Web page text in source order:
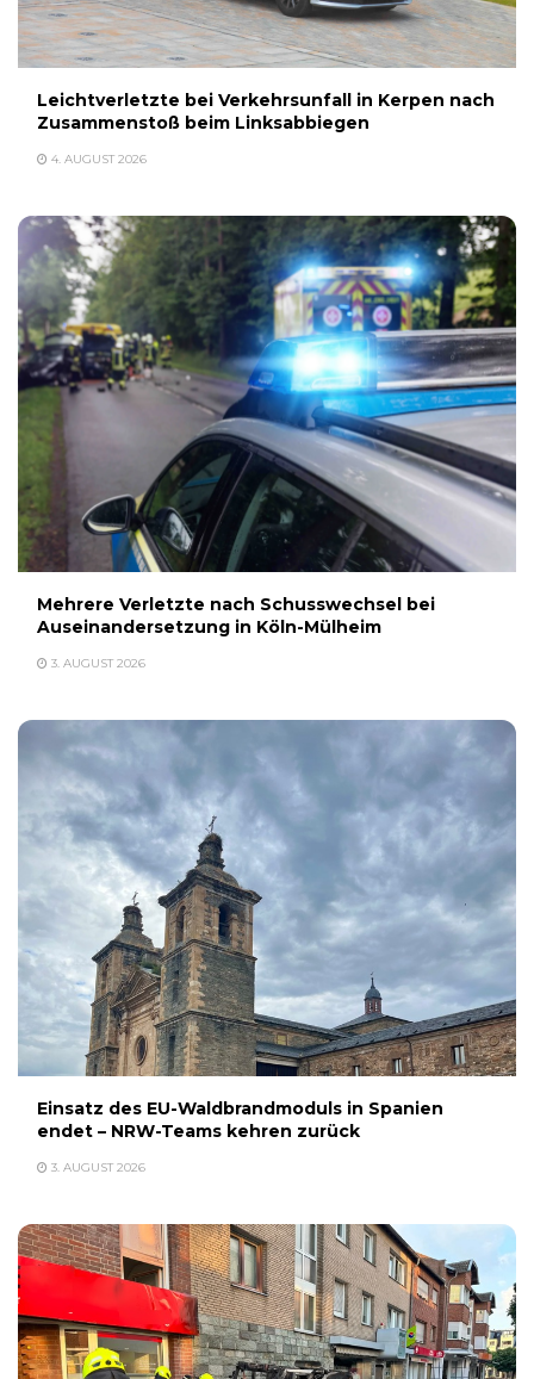
Leichtverletzte bei Verkehrsunfall in Kerpen nach
Zusammenstoß beim Linksabbiegen
4. AUGUST 2026
Mehrere Verletzte nach Schusswechsel bei
Auseinandersetzung in Köln-Mülheim
3. AUGUST 2026
Einsatz des EU-Waldbrandmoduls in Spanien
endet – NRW-Teams kehren zurück
3. AUGUST 2026